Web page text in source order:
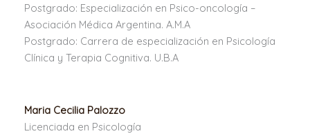
Postgrado: Especialización en Psico-oncología –
Asociación Médica Argentina. A.M.A
Postgrado: Carrera de especialización en Psicología
Clínica y Terapia Cognitiva. U.B.A
Maria Cecilia Palozzo
Licenciada en Psicología